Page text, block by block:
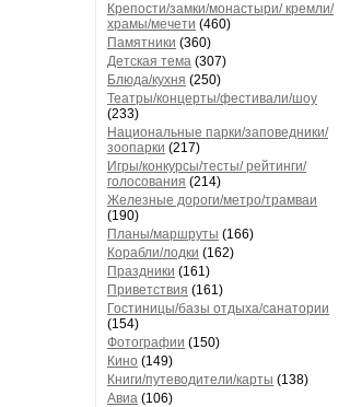
Крепости/замки/монастыри/ кремли/
храмы/мечети (460)
Памятники (360)
Детская тема (307)
Блюда/кухня (250)
Театры/концерты/фестивали/шоу
(233)
Национальные парки/заповедники/
зоопарки (217)
Игры/конкурсы/тесты/ рейтинги/
голосования (214)
Железные дороги/метро/трамваи
(190)
Планы/маршруты (166)
Корабли/лодки (162)
Праздники (161)
Приветствия (161)
Гостиницы/базы отдыха/санатории
(154)
Фотографии (150)
Кино (149)
Книги/путеводители/карты (138)
Авиа (106)